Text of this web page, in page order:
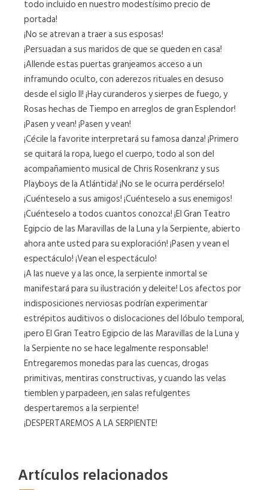
todo incluido en nuestro modestísimo precio de
portada!
¡No se atrevan a traer a sus esposas!
¡Persuadan a sus maridos de que se queden en casa!
¡Allende estas puertas granjeamos acceso a un
inframundo oculto, con aderezos rituales en desuso
desde el siglo II! ¡Hay curanderos y sierpes de fuego, y
Rosas hechas de Tiempo en arreglos de gran Esplendor!
¡Pasen y vean! ¡Pasen y vean!
¡Cécile la favorite interpretará su famosa danza! ¡Primero
se quitará la ropa, luego el cuerpo, todo al son del
acompañamiento musical de Chris Rosenkranz y sus
Playboys de la Atlántida! ¡No se le ocurra perdérselo!
¡Cuénteselo a sus amigos! ¡Cuénteselo a sus enemigos!
¡Cuénteselo a todos cuantos conozca! ¡El Gran Teatro
Egipcio de las Maravillas de la Luna y la Serpiente, abierto
ahora ante usted para su exploración! ¡Pasen y vean el
espectáculo! ¡Vean el espectáculo!
¡A las nueve y a las once, la serpiente inmortal se
manifestará para su ilustración y deleite! Los afectos por
indisposiciones nerviosas podrían experimentar
estrépitos auditivos o dislocaciones del lóbulo temporal,
¡pero El Gran Teatro Egipcio de las Maravillas de la Luna y
la Serpiente no se hace legalmente responsable!
Entregaremos monedas para las cuencas, drogas
primitivas, mentiras constructivas, y cuando las velas
tiemblen y parpadeen, ¡en salas refulgentes
despertaremos a la serpiente!
¡DESPERTAREMOS A LA SERPIENTE!
Artículos relacionados